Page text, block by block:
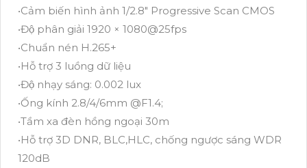
•Cảm biến hình ảnh 1/2.8" Progressive Scan CMOS
•Độ phân giải 1920 × 1080@25fps
•Chuẩn nén H.265+
•Hỗ trợ 3 luồng dữ liệu
•Độ nhạy sáng: 0.002 lux
•Ống kính 2.8/4/6mm @F1.4;
•Tầm xa đèn hồng ngoại 30m
•Hỗ trợ 3D DNR, BLC,HLC, chống ngược sáng WDR
120dB